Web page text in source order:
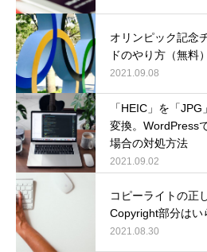
オリンピック記念
ドのやり方（無料）
2021.09.08
「HEIC」を「
変換。WordPress
場合の対処方法
2021.09.02
コピーライトの正
Copyright部分は
2021.08.30